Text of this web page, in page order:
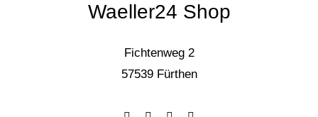
Waeller24 Shop
Fichtenweg 2
57539 Fürthen